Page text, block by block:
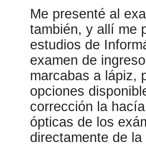
Me presenté al
también, y allí me
estudios de
examen de
marcabas a lápiz,
opciones
corrección la
ópticas de los
directamente de